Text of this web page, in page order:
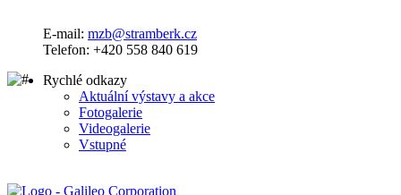
E-mail: mzb@stramberk.cz
Telefon: +420 558 840 619
Rychlé odkazy
Aktuální výstavy a akce
Fotogalerie
Videogalerie
Vstupné